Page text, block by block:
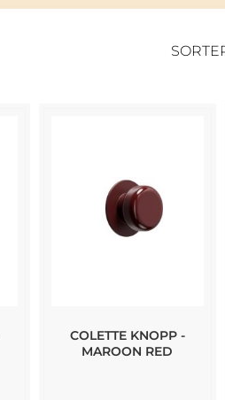
COLETTE KNOPP -
MAROON RED